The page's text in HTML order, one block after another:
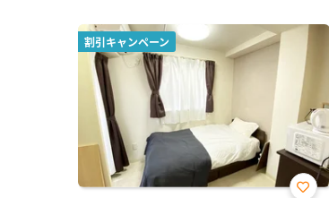
割引キャンペーン